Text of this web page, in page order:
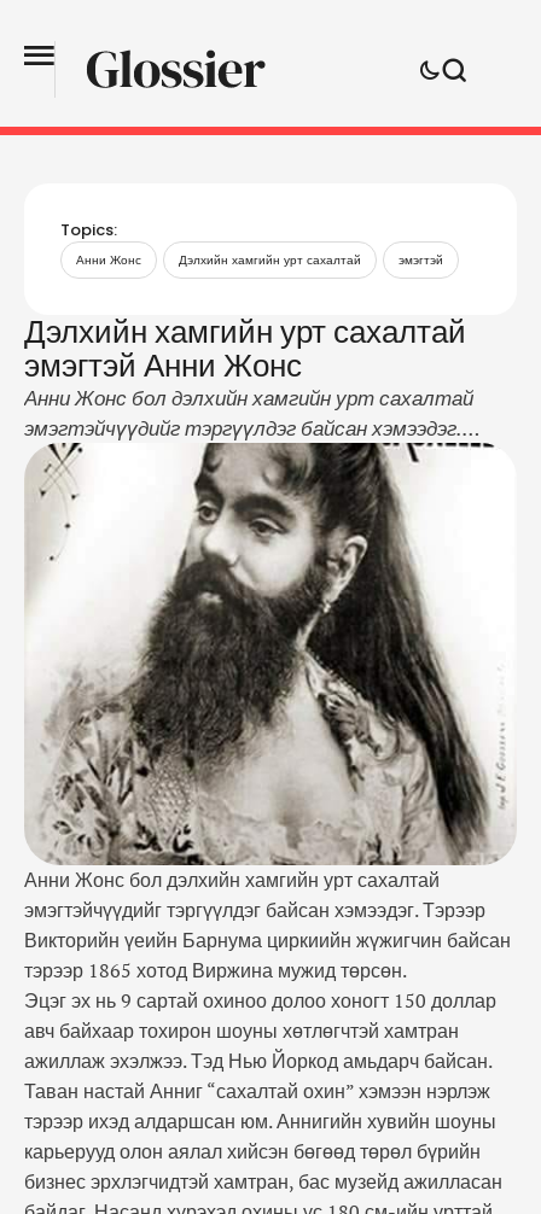
Topics:
Анни Жонс Дэлхийн хамгийн урт сахалтай эмэгтэй
Дэлхийн хамгийн урт сахалтай
эмэгтэй Анни Жонс
Анни Жонс бол дэлхийн хамгийн урт сахалтай
эмэгтэйчүүдийг тэргүүлдэг байсан хэмээдэг.
Тэрээр Викторийн үеийн Барнума циркиийн
жүжигчин байсан тэрээр 1865 хотод Виржина
мужид төрсөн. Эцэг эх нь 9 сартай охиноо долоо
хоногт 150 доллар авч байхаар тохирон шоуны
хөтлөгчтэй хамтран ажиллаж эхэлжээ. Тэд Нью
Йоркод амьдарч байсан. Таван настай Анниг
"сахалтай охин" хэмээн нэрлэж тэрээр ихэд …
Анни Жонс бол дэлхийн хамгийн урт сахалтай
эмэгтэйчүүдийг тэргүүлдэг байсан хэмээдэг. Тэрээр
Викторийн үеийн Барнума циркиийн жүжигчин байсан
тэрээр 1865 хотод Виржина мужид төрсөн.
Эцэг эх нь 9 сартай охиноо долоо хоногт 150 доллар
авч байхаар тохирон шоуны хөтлөгчтэй хамтран
ажиллаж эхэлжээ. Тэд Нью Йоркод амьдарч байсан.
Таван настай Анниг “сахалтай охин” хэмээн нэрлэж
тэрээр ихэд алдаршсан юм.Аннигийн хувийн шоуны
карьерууд олон аялал хийсэн бөгөөд төрөл бүрийн
бизнес эрхлэгчидтэй хамтран, бас музейд ажилласан